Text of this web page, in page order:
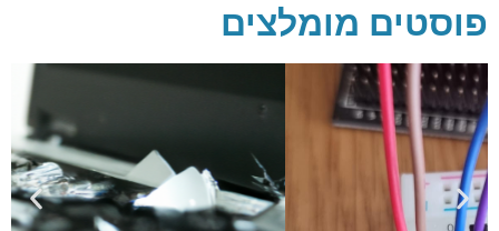
פוסטים מומלצים